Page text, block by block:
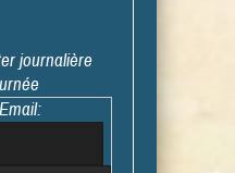
journalière